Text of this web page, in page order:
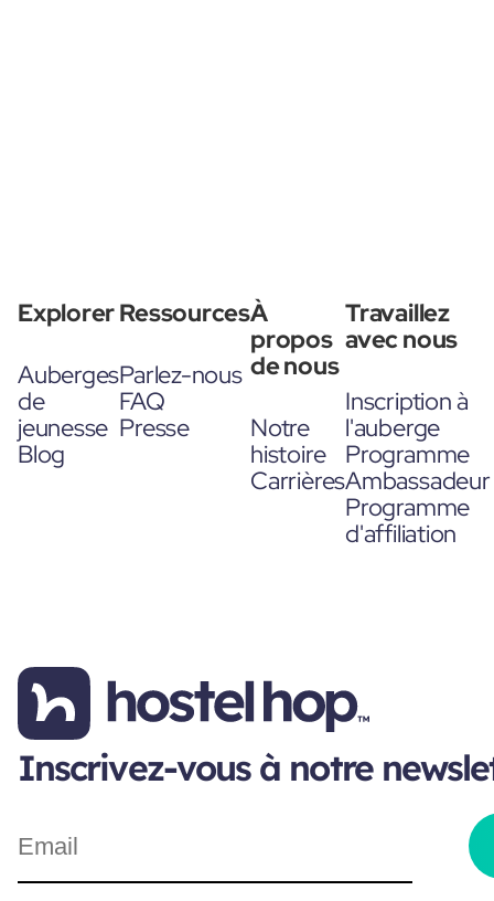
Explorer
Auberges
de
jeunesse
Blog
Ressources
Parlez-nous
FAQ
Presse
À
propos
de nous
Notre
histoire
Carrières
Travaillez
avec nous
Inscription à
l'auberge
Programme
Ambassadeur
Programme
d'affiliation
Inscrivez-vous à notre